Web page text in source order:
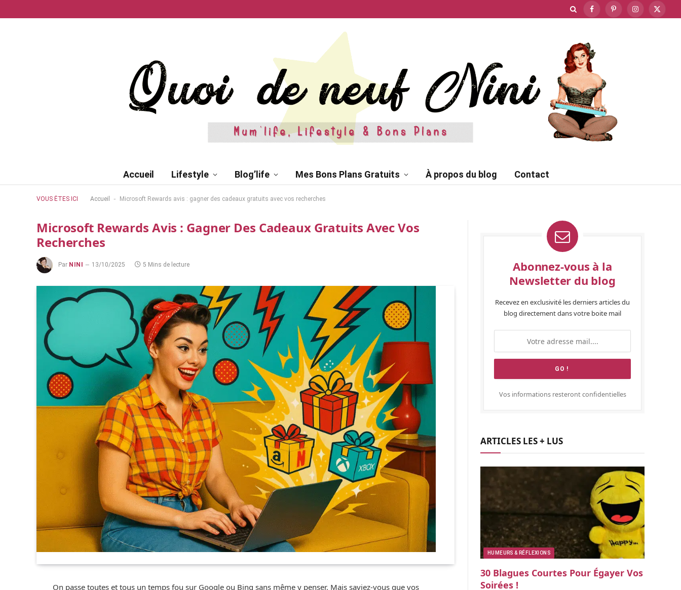
FacebookPinterestInstagram
X
Accueil Lifestyle Blog’life Mes Bons Plans Gratuits À propos du blog Contact
VOUS ÊTES ICI Accueil - Microsoft Rewards avis : gagner des cadeaux gratuits avec vos recherches
Microsoft Rewards Avis : Gagner Des Cadeaux Gratuits Avec Vos
Recherches
Par NINI 13/10/2025 5 Mins de lecture
On passe toutes et tous un temps fou sur Google ou Bing sans même y penser. Mais saviez-vous que vos
Abonnez-vous à la
Newsletter du blog
Recevez en exclusivité les derniers articles du
blog directement dans votre boite mail
Vos informations resteront confidentielles
ARTICLES LES + LUS
HUMEURS & RÉFLEXIONS
30 Blagues Courtes Pour Égayer Vos
Soirées !